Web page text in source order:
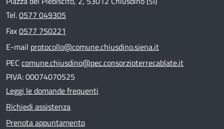
Tel.0577 049305
Fax0577 750221
E-mail protocollo@comune.chiusdino.siena.it
PEC comune.chiusdino@pec.consorzioterrecablate.it
PIVA: 00074070525
Leggi le domande frequenti
Richiedi assistenza
Prenota appuntamento